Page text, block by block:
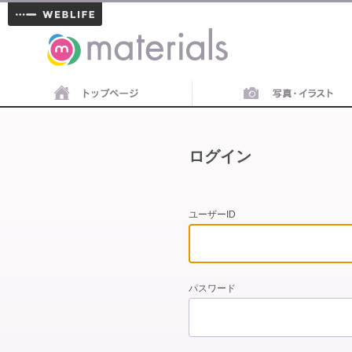
materials
ログイン
ユーザーID
パスワード